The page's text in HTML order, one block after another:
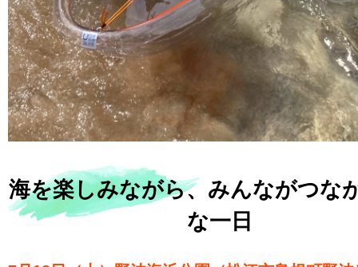
海を楽しみながら、みんながつな
な一日